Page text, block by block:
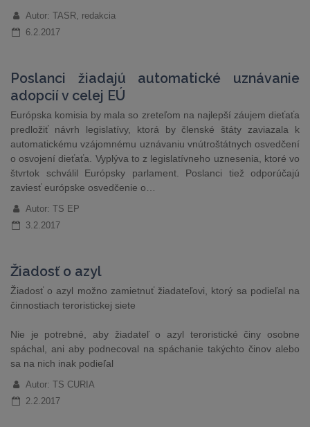
Autor: TASR, redakcia
6.2.2017
Poslanci žiadajú automatické uznávanie
adopcií v celej EÚ
Európska komisia by mala so zreteľom na najlepší záujem dieťaťa
predložiť návrh legislatívy, ktorá by členské štáty zaviazala k
automatickému vzájomnému uznávaniu vnútroštátnych osvedčení
o osvojení dieťaťa. Vyplýva to z legislatívneho uznesenia, ktoré vo
štvrtok schválil Európsky parlament. Poslanci tiež odporúčajú
zaviesť európske osvedčenie o…
Autor: TS EP
3.2.2017
Žiadosť o azyl
Žiadosť o azyl možno zamietnuť žiadateľovi, ktorý sa podieľal na
činnostiach teroristickej siete
Nie je potrebné, aby žiadateľ o azyl teroristické činy osobne
spáchal, ani aby podnecoval na spáchanie takýchto činov alebo
sa na nich inak podieľal
Autor: TS CURIA
2.2.2017